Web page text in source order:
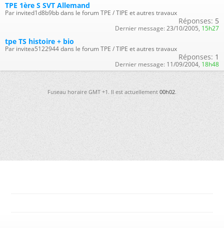
TPE 1ère S SVT Allemand
Par invited1d8b9bb dans le forum TPE / TIPE et autres travaux
Réponses: 5
Dernier message: 23/10/2005, 15h27
tpe TS histoire + bio
Par invitea5122944 dans le forum TPE / TIPE et autres travaux
Réponses: 1
Dernier message: 11/09/2004, 18h48
Fuseau horaire GMT +1. Il est actuellement00h02.